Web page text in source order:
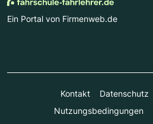
Ein Portal von Firmenweb.de
Kontakt Datenschutz
Nutzungsbedingungen